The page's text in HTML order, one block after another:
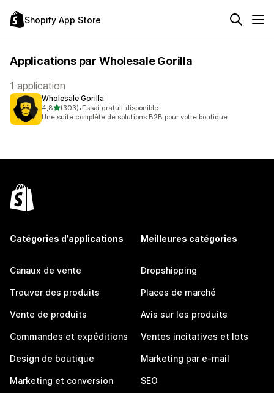
Shopify App Store
Applications par Wholesale Gorilla
1 application
Wholesale Gorilla
4,8étoile(s) sur 5
(303)
303 avis au total
•Essai gratuit disponible
Une suite complète de solutions B2B pour votre boutique.
Catégories d’applications
Canaux de vente
Trouver des produits
Vente de produits
Commandes et expéditions
Design de boutique
Marketing et conversion
Meilleures catégories
Dropshipping
Places de marché
Avis sur les produits
Ventes incitatives et lots
Marketing par e-mail
SEO